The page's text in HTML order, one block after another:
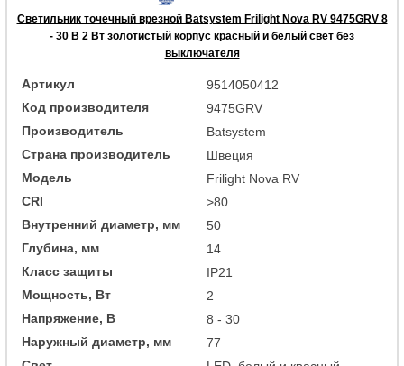
Светильник точечный врезной Batsystem Frilight Nova RV 9475GRV 8
- 30 В 2 Вт золотистый корпус красный и белый свет без
выключателя
Артикул
9514050412
Код производителя
9475GRV
Производитель
Batsystem
Страна производитель
Швеция
Модель
Frilight Nova RV
CRI
>80
Внутренний диаметр, мм
50
Глубина, мм
14
Класс защиты
IP21
Мощность, Вт
2
Напряжение, В
8 - 30
Наружный диаметр, мм
77